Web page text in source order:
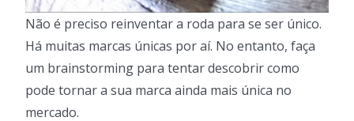
Não é preciso reinventar a roda para se ser único.
Há muitas marcas únicas por aí. No entanto, faça
um brainstorming para tentar descobrir como
pode tornar a sua marca ainda mais única no
mercado.